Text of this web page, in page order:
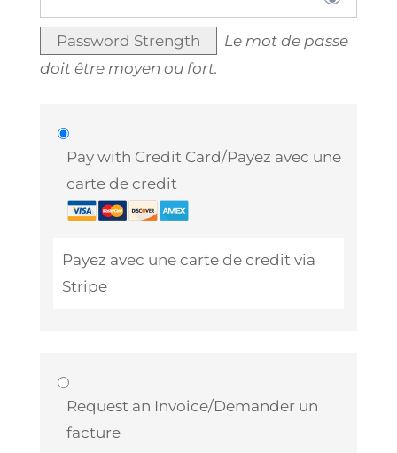
Password Strength
Le mot de passe
doit être moyen ou fort.
Pay with Credit Card/Payez avec une
carte de credit
Payez avec une carte de credit via
Stripe
Request an Invoice/Demander un
facture